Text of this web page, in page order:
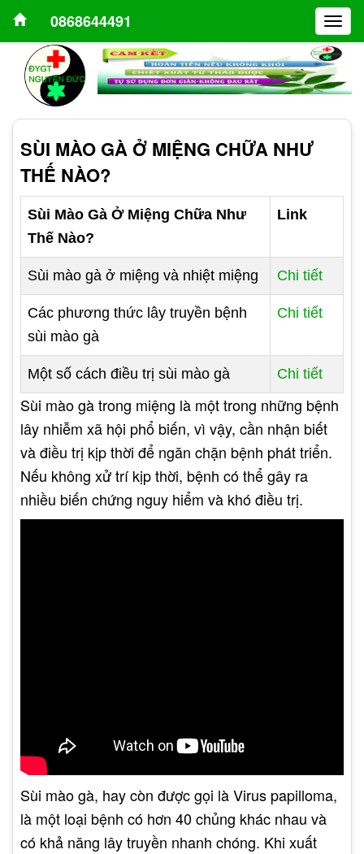
0868644491
SÙI MÀO GÀ Ở MIỆNG CHỮA NHƯ
THẾ NÀO?
Sùi Mào Gà Ở Miệng Chữa Như
Thế Nào?
Link
Sùi mào gà ở miệng và nhiệt miệng Chi tiết
Các phương thức lây truyền bệnh
sùi mào gà
Chi tiết
Một số cách điều trị sùi mào gà Chi tiết
Sùi mào gà trong miệng là một trong những bệnh
lây nhiễm xã hội phổ biến, vì vậy, cần nhận biết
và điều trị kịp thời để ngăn chặn bệnh phát triển.
Nếu không xử trí kịp thời, bệnh có thể gây ra
nhiều biến chứng nguy hiểm và khó điều trị.
Sùi mào gà, hay còn được gọi là Virus papilloma,
là một loại bệnh có hơn 40 chủng khác nhau và
có khả năng lây truyền nhanh chóng. Khi xuất